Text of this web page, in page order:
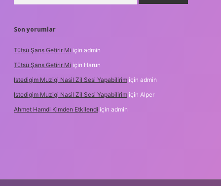
Son yorumlar
Tütsü Şans Getirir Mi için admin
Tütsü Şans Getirir Mi için Harun
Istedigim Muzigi Nasil Zil Sesi Yapabilirim için admin
Istedigim Muzigi Nasil Zil Sesi Yapabilirim için Alper
Ahmet Hamdi Kimden Etkilendi için admin